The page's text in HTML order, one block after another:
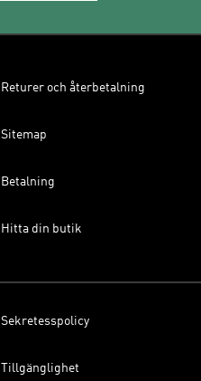
Returer och återbetalning
Sitemap
Betalning
Hitta din butik
Sekretesspolicy
Tillgänglighet